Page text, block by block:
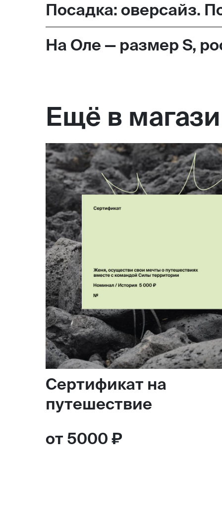
Посадка: оверсайз.
На Оле — размер S,
Ещё в
Сертификат на
путешествие
от 5000 ₽